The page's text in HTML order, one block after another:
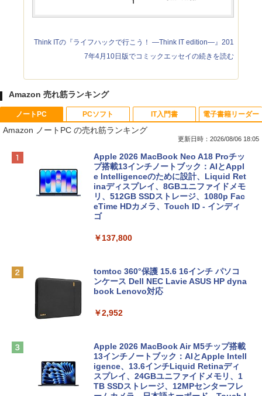
Think ITの『ライフハックで行こう！ ―Think IT edition―』201
7年4月10日版でコミックエッセイの続きを読む
Amazon 売れ筋ランキング
ノートPC
Amazon ノートPC の売れ筋ランキング
更新日時：2026/08/06 18:05
Apple 2026 MacBook Neo A18 Proチッ
プ搭載13インチノートブック：AIとAppl
e Intelligenceのために設計、Liquid Ret
inaディスプレイ、8GBユニファイドメモ
リ、512GB SSDストレージ、1080p Fac
eTime HDカメラ、Touch ID - インディ
ゴ
￥137,800
tomtoc 360°保護 15.6 16インチ パソコ
ンケース Dell NEC Lavie ASUS HP dyna
book Lenovo対応
￥2,952
Apple 2026 MacBook Air M5チップ搭載
13インチノートブック：AIとApple Intell
igence、13.6インチLiquid Retinaディ
スプレイ、24GBユニファイドメモリ、1
TB SSDストレージ、12MPセンターフレ
PCソフト IT入門書 電子書籍リーダー